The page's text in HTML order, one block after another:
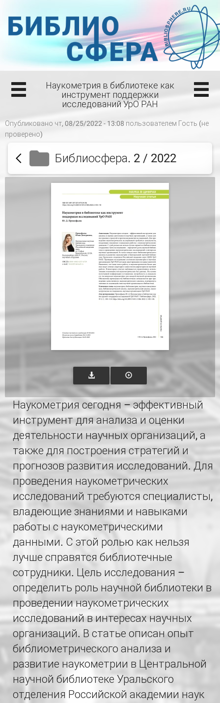
Наукометрия в библиотеке как
инструмент поддержки
исследований УрО РАН
Опубликовано чт, 08/25/2022 - 13:08 пользователем Гость (не
проверено)
Библиосфера. 2 / 2022
Наукометрия сегодня – эффективный
инструмент для анализа и оценки
деятельности научных организаций, а
также для построения стратегий и
прогнозов развития исследований. Для
проведения наукометрических
исследований требуются специалисты,
владеющие знаниями и навыками
работы с наукометрическими
данными. С этой ролью как нельзя
лучше справятся библиотечные
сотрудники. Цель исследования –
определить роль научной библиотеки в
проведении наукометрических
исследований в интересах научных
организаций. В статье описан опыт
библиометрического анализа и
развитие наукометрии в Центральной
научной библиотеке Уральского
отделения Российской академии наук